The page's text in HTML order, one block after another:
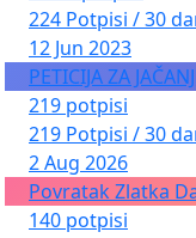
224 Potpisi / 30
12 Jun 2023
PETICIJA ZA
219 potpisi
219 Potpisi / 30
2 Aug 2026
Povratak Zlatka
140 potpisi